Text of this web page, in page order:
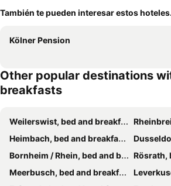
También te pueden interesar estos
Kölner Pension
Other popular destinations
breakfasts
Weilerswist, bed and breakfasts
Heimbach, bed and breakfasts
Bornheim / Rhein, bed and breakfasts
Rösrath,
Meerbusch, bed and breakfasts